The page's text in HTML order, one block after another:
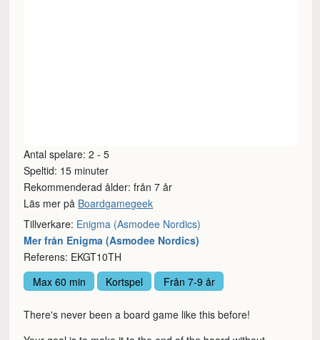
Antal spelare: 2 - 5
Speltid: 15 minuter
Rekommenderad ålder: från 7 år
Läs mer på Boardgamegeek
Tillverkare: Enigma (Asmodee Nordics)
Mer från Enigma (Asmodee Nordics)
Referens: EKGT10TH
Max 60 min
Kortspel Från 7-9 år
There's never been a board game like this before!